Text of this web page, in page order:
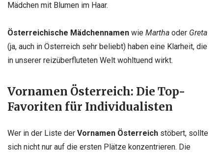
Mädchen mit Blumen im Haar.
Österreichische Mädchennamen wie Martha oder Greta
(ja, auch in Österreich sehr beliebt) haben eine Klarheit, die
in unserer reizüberfluteten Welt wohltuend wirkt.
Vornamen Österreich: Die Top-
Favoriten für Individualisten
Wer in der Liste der Vornamen Österreich stöbert, sollte
sich nicht nur auf die ersten Plätze konzentrieren. Die